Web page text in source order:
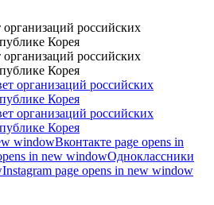
российских
Корея
российских
Корея
windowВконтакте page opens in
in new windowОдноклассники
Instagram page opens in new window